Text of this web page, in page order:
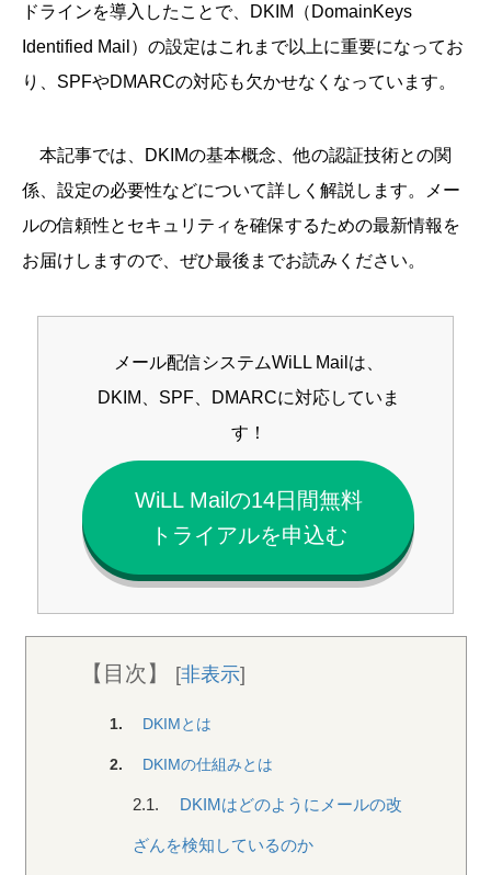
ドラインを導入したことで、DKIM（DomainKeys
Identified Mail）の設定はこれまで以上に重要になってお
り、SPFやDMARCの対応も欠かせなくなっています。
本記事では、DKIMの基本概念、他の認証技術との関
係、設定の必要性などについて詳しく解説します。メー
ルの信頼性とセキュリティを確保するための最新情報を
お届けしますので、ぜひ最後までお読みください。
メール配信システムWiLL Mailは、
DKIM、SPF、DMARCに対応していま
す！
WiLL Mailの14日間無料
トライアルを申込む
【目次】 [非表示]
1. DKIMとは
2. DKIMの仕組みとは
2.1. DKIMはどのようにメールの改
ざんを検知しているのか